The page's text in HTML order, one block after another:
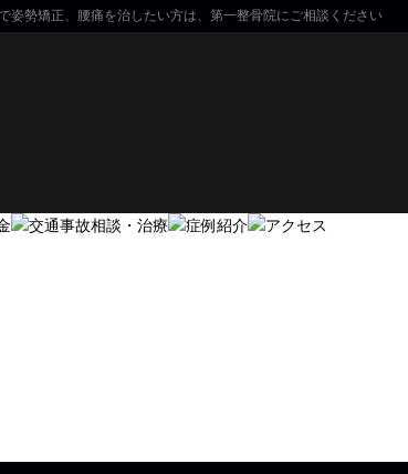
勢矯正、腰痛を治したい方は、第一整骨院にご相談ください